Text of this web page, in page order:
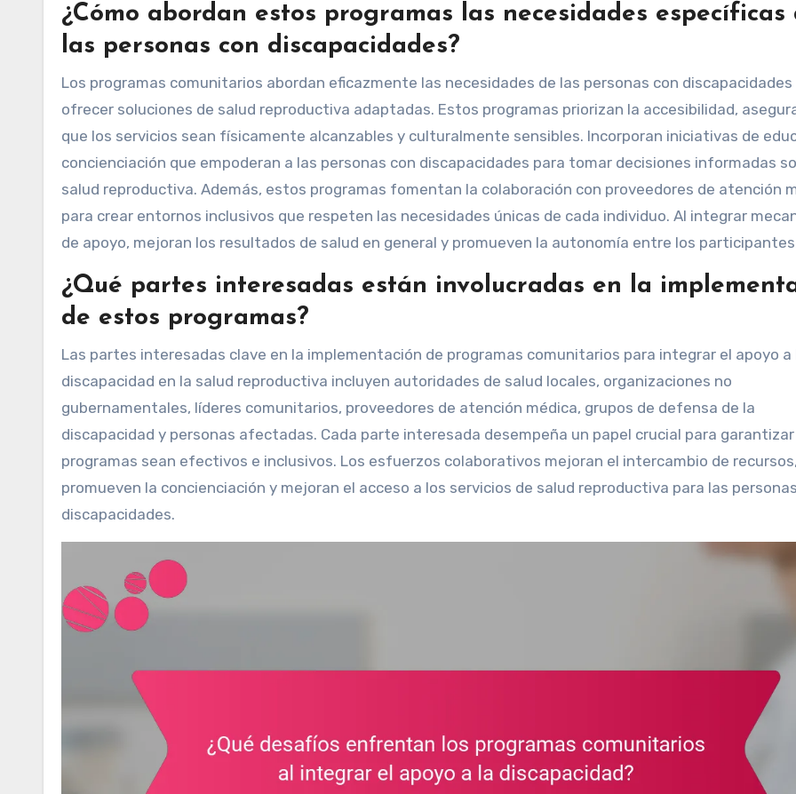
¿Cómo abordan estos programas las necesidades específicas
las personas con discapacidades?
Los programas comunitarios abordan eficazmente las necesidades de las personas con discapacidades
ofrecer soluciones de salud reproductiva adaptadas. Estos programas priorizan la accesibilidad,
que los servicios sean físicamente alcanzables y culturalmente sensibles. Incorporan iniciativas de
concienciación que empoderan a las personas con discapacidades para tomar decisiones informadas
salud reproductiva. Además, estos programas fomentan la colaboración con proveedores de atención
para crear entornos inclusivos que respeten las necesidades únicas de cada individuo. Al integrar
de apoyo, mejoran los resultados de salud en general y promueven la autonomía entre los
¿Qué partes interesadas están involucradas en la
de estos programas?
Las partes interesadas clave en la implementación de programas comunitarios para integrar el apoyo a
discapacidad en la salud reproductiva incluyen autoridades de salud locales, organizaciones no
gubernamentales, líderes comunitarios, proveedores de atención médica, grupos de defensa de la
discapacidad y personas afectadas. Cada parte interesada desempeña un papel crucial para garantizar
programas sean efectivos e inclusivos. Los esfuerzos colaborativos mejoran el intercambio de recursos,
promueven la concienciación y mejoran el acceso a los servicios de salud reproductiva para las
discapacidades.